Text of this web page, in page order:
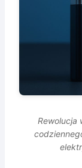
Rewolucja